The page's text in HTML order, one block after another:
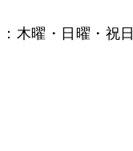
木曜・日曜・祝日